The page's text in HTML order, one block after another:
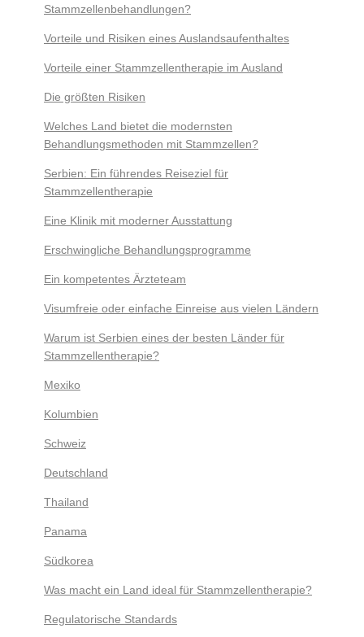
Stammzellenbehandlungen?
Vorteile und Risiken eines Auslandsaufenthaltes
Vorteile einer Stammzellentherapie im Ausland
Die größten Risiken
Welches Land bietet die modernsten
Behandlungsmethoden mit Stammzellen?
Serbien: Ein führendes Reiseziel für
Stammzellentherapie
Eine Klinik mit moderner Ausstattung
Erschwingliche Behandlungsprogramme
Ein kompetentes Ärzteteam
Visumfreie oder einfache Einreise aus vielen Ländern
Warum ist Serbien eines der besten Länder für
Stammzellentherapie?
Mexiko
Kolumbien
Schweiz
Deutschland
Thailand
Panama
Südkorea
Was macht ein Land ideal für Stammzellentherapie?
Regulatorische Standards